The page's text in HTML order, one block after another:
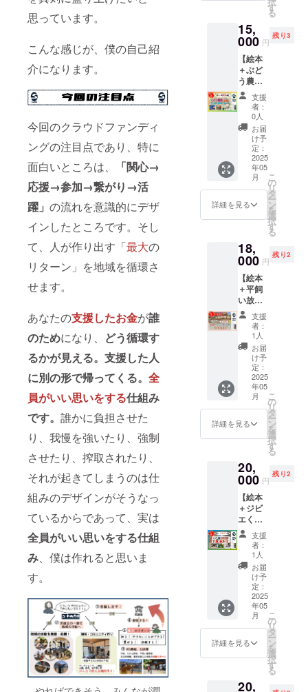
思っています。
こんな感じが、僕の自己紹
介になります。
今回のクラウドファンディ
ングの注目点であり、特に
面白いところは、
「関心→
応援→参加→繋がり→活
躍」 の流れを意識的にデザ
インしたところです。そし
て、人が作り出す「最大の
リターン」を地域を循環さ
せます。
あなたの支援したお金が誰
のためになり、 どう循環す
るかが見える。支援した人
に別の形で帰ってくる。 全
員がいい思いをする仕組み
です。 誰かに負担させた
り、我慢を強いたり、強制
させたり、搾取されたり、
それが起きてしまうのは仕
組みのデザインがそうなっ
ているからであって、実は
全員がいい思いをする仕組
み、僕は作れると思いま
す。
材料］
有機コ
ショウ
（スリ
ランカ
産）、
有機ニ
ンニク
（イン
ド
産）、
有機オ
レガ
ノ、有
機セー
ジ、有
機ロー
ズマ
リー、
イム、
パプリ
カ ［内
容量］
25g
［加工
者］
株）エ
ヌ・
ハーベ
スト東
京営業
所／東
京都杉
並区松
庵 3-31-
17-1F
・有機
スパイ
レー
（辛
口）
［品
名］有
機カ
レース
パイス
［原材
料名］
有機コ
リアン
ダー
（イン
産）、
有機ク
産）、
ジャー
キー50g
x2袋・
②猪
ジャー
キー
50g2
袋） ①
ジャー
キー 名
称 鹿
肉ペッ
トフー
ド、お
やつ 原
材料
名 鹿
肉（各
含む）
原産
国 日
本（山
梨県上
野原
市） 内
容量
50g 賞
味期
限 到
着後に
ラベル
参照 販
売者・
製造場
所 ジ
ビエ
ペット
製造、
販売:.グ
レイス
ジビエ
大山隆
之 〒
409-
0238：
山梨県
上野原
市大倉
772-1
BASEs
hop：
https://
naturalf
ood7.ba
se.shop
①猪
キー 名
のプロ
ジェク
トが成
功すれ
ば、こ
の場所
での
ワーク
ショッ
プ等を
開催し
ますの
で一緒
にやり
用先
【古民
繕、再
生、飲
食営業
ができ
る場所
作り、
それに
関連し
た活動
の諸経
費】 ＊
こちら
のリ
ターン
は4200
円のリ
ターン
と同じ
内容に
す。応
援枠と
してご
支援お
願いし
ます。
後継者
不足や
狩猟道
具の維
持費の
負担が
課題に
なって
いま
す。命
懸けで
地域を
守る猟
師さん
の活動
続可能
な形で
不可欠
です。
ぜひみ
なさん
のお力
を貸し
てくだ
さい！
地元の
資源を
有効に
使い、
自然と
共生出
援する
ために
を使わ
せて頂
きま
す。
【支援
内容】
・寄贈
先 陣
馬ジビ
エ会
会長 大
木隆之
さん ・
支援内
容 罠
等狩猟
に関連
する物
品、備
贈 ＊
の変更
など、
ン品の
アップ
グレー
ドとし
て使用
いたし
ます！
・その
他、好
きなこ
とが出
来る仕
場所づ
くり、
支援に
使用さ
せてい
ただき
ます。
この活
動を支
援して
くれた
仲間に
向け
て、あ
なたの
支援が
どう形
たか、
杉山商
SNSを
通じて
透明性
を持っ
てわか
りやす
く活動
報告し
ます。
そし
て、是
非とも
ご支援
の後も
け、ど
のよう
場所が
ギッ
シュな
RYOKO
さんに
いろい
ろ聞き
ながら
キック
ボクシ
ングの
体験は
いかが
でしょ
う。
【リ
ターン
内容】
した
「ぼく
値」の
絵本1冊
をお届
けしま
す(2025
年内目
標) 2.初
心者
キック
ボクシ
ング1時
間体験
ト
（etick
以下を
ご確認
の上、
支援を
お願い
しま
すー ・
場所：
BUSSI
N’ KICK
BOXNG
GYM
（Instgr
am：
@bussi
） ＊
甲府駅
るパフ
今回、
杉山商
店で借
りたア
トリエ
ハウス
（上野
原市
内）に
て、パ
フさん
の古民
家修繕
ワーク
ショッ
プ参加
チケッ
【リ
ターン
内容】
1.今回
の支援
で制作
した
「ぼく
らの価
値」の
絵本1冊
をお届
けしま
（2025
年内目
標） 2.
ショッ
プ参加
ト
（etick
et予
定） 内
容は未
定です
が、
ウッド
デッキ
作成、
壁（漆
喰な
床の張
り替
修繕な
す
る
15,
000 円
残り3
【絵本
＋ぶど
う農家
体験チ
ケッ
ト】In
甲州市
僕がお
世話に
なって
いるブ
ドウ農
家(あめ
とひか
り)の陽
一さん
のプロ
ジェク
トをお
話しし
たとこ
ろ、快
くリ
ターン
協力し
てくだ
さいま
した！
陽一さ
んは落
ち着い
ていて
物知り
い雰囲
気が滲
み出て
いる方
です。
僕は去
年から
ぶどう
の手伝
いをし
ていま
すが、
僕の中
で漠然
として
いた農
家さん
意味で
支援
者：
0人
お届
け予
定：
2025
年05
月
詳細を見る
こ
の
リ
タ
ー
ン
を
選
択
す
る
18,
000 円
残り2
【絵本
＋平飼
い放牧
地体
験！！
】ぶぅ
ぶぅ
うぅ農
園様に
ご協力
いただ
きまし
た！体
験後、
農園の
加工
肉店で
もらえ
る3000
円分の
お肉付
き！
（冷凍
郵送も
可、郵
送費は
杉山商
店が負
担しま
す） 体
験後、
在庫の
中から
ただ
支援
者：
1人
お届
け予
定：
2025
年05
月
詳細を見る
こ
の
リ
タ
ー
ン
を
選
択
す
る
20,
000 円
残り2
【絵本
＋ジビ
エくく
り罠体
験！】
忙しい
猟師さ
んから
の特別
体験チ
ケッ
ト！ 実
際に使
われて
いるく
くり罠
り、実
支援
者：
1人
お届
け予
定：
2025
年05
月
詳細を見る
こ
の
リ
タ
ー
ン
を
選
択
す
る
20,